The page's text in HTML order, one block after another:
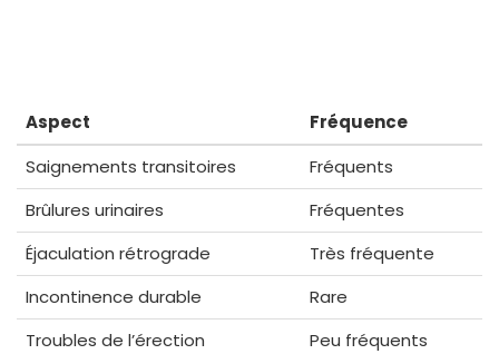
Aspect
Fréquence
Saignements transitoires
Fréquents
Brûlures urinaires
Fréquentes
Éjaculation rétrograde
Très fréquente
Incontinence durable
Rare
Troubles de l’érection
Peu fréquents